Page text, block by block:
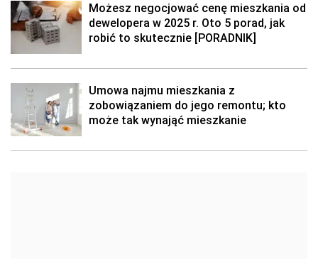
Możesz negocjować cenę mieszkania od
dewelopera w 2025 r. Oto 5 porad, jak
robić to skutecznie [PORADNIK]
Umowa najmu mieszkania z
zobowiązaniem do jego remontu; kto
może tak wynająć mieszkanie